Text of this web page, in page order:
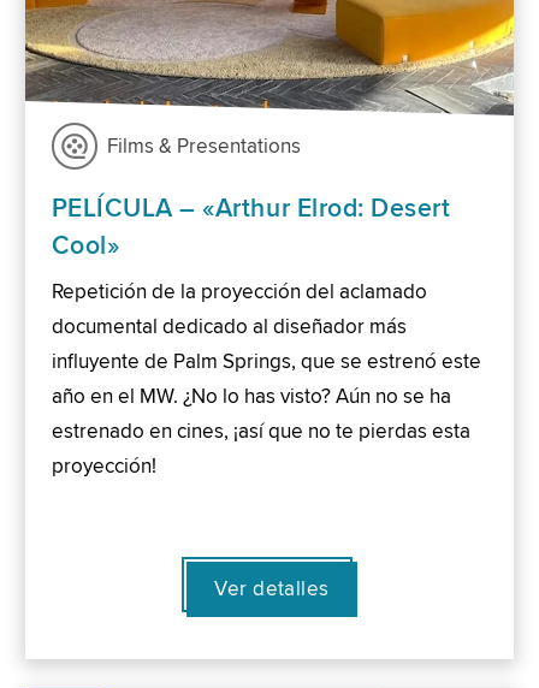
Films & Presentations
PELÍCULA – «Arthur Elrod: Desert
Cool»
Repetición de la proyección del aclamado
documental dedicado al diseñador más
influyente de Palm Springs, que se estrenó este
año en el MW. ¿No lo has visto? Aún no se ha
estrenado en cines, ¡así que no te pierdas esta
proyección!
Ver detalles